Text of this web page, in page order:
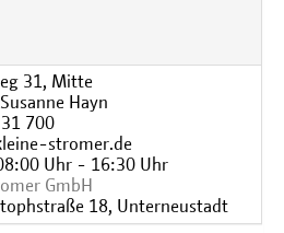
31, Mitte
Hayn
700
stromer.de
Uhr - 16:30 Uhr
GmbH
18, Unterneustadt